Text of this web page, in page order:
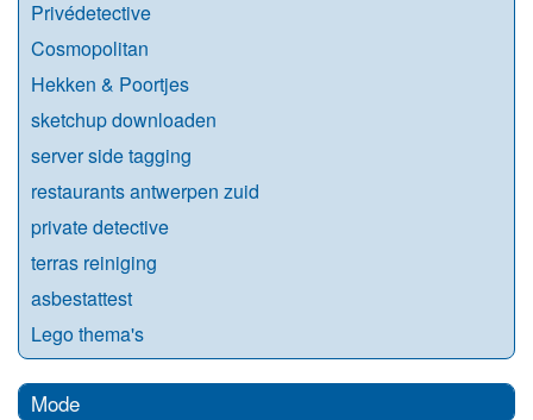
Privédetective
Cosmopolitan
Hekken & Poortjes
sketchup downloaden
server side tagging
restaurants antwerpen zuid
private detective
terras reiniging
asbestattest
Lego thema's
Mode